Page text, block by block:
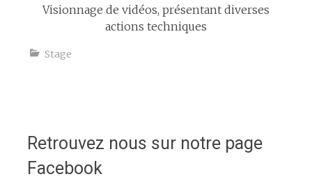
Visionnage de vidéos, présentant diverses
actions techniques
Stage
Retrouvez nous sur notre page
Facebook